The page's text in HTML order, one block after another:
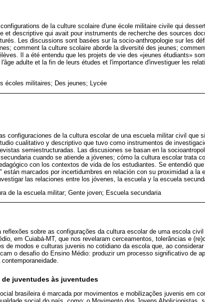
de la culture scolaire d'une école militaire civile qui
et descriptive qui avait pour instruments de recherche des sources
Les discussions sont basées sur la socio-anthropologie sur les
comment la culture scolaire aborde la diversité des jeunes;
Il a été entendu que les projets de vie des «jeunes étudiants»
adulte et la fin de leurs études et l'importance d'investiguer les
écoles militaires; Des jeunes; Lycée
configuraciones de la cultura escolar de una escuela militar civil que
cualitativo y descriptivo que tuvo como instrumentos de
semiestructuradas. Las discusiones se basan en la
cuando se atiende a jóvenes; cómo la cultura escolar trata
con los contextos de vida de los estudiantes. Se entendió
están marcados por incertidumbres en relación con su proximidad a la
las relaciones entre los jóvenes, la escuela y la escuela
de la escuela militar; Gente joven; Escuela secundaria
reflexões sobre as configurações da cultura escolar de uma escola
em Cuiabá-MT, que nos revelaram cerceamentos, tolerâncias e
de modos e culturas juvenis no cotidiano da escola que, ao
o desafio do Ensino Médio: produzir um processo significativo de
de juventudes às juventudes
brasileira é marcada por movimentos e mobilizações juvenis em